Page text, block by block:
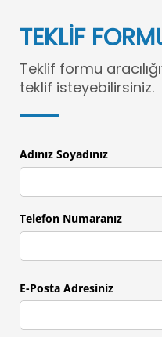
TEKLİF
Teklif formu
teklif isteyebilirsiniz.
Adınız Soyadınız
Telefon Numaranız
E-Posta Adresiniz